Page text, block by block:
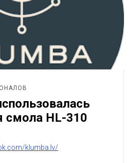
смола HL-310
klumba.lv/